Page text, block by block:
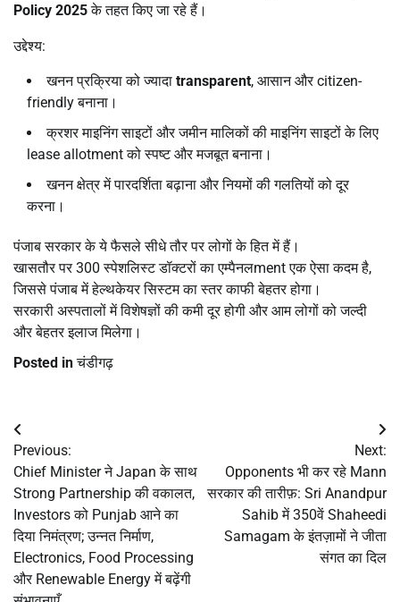
Policy 2025के तहत किए जा रहे हैं।
उद्देश्य:
खनन प्रक्रिया को ज्यादा transparent, आसान और citizen-
friendly बनाना।
क्रशर माइनिंग साइटों और जमीन मालिकों की माइनिंग साइटों के लिए
lease allotment को स्पष्ट और मजबूत बनाना।
खनन क्षेत्र में पारदर्शिता बढ़ाना और नियमों की गलतियों को दूर
करना।
पंजाब सरकार के ये फैसले सीधे तौर पर लोगों के हित में हैं।
खासतौर पर 300 स्पेशलिस्ट डॉक्टरों का एम्पैनलment एक ऐसा कदम है,
जिससे पंजाब में हेल्थकेयर सिस्टम का स्तर काफी बेहतर होगा।
सरकारी अस्पतालों में विशेषज्ञों की कमी दूर होगी और आम लोगों को जल्दी
और बेहतर इलाज मिलेगा।
Posted inचंडीगढ़
Post
navigation
Previous:
Chief Minister ने Japan के साथ
Strong Partnership की वकालत,
Investors को Punjab आने का
दिया निमंत्रण; उन्नत निर्माण,
Electronics, Food Processing
और Renewable Energy में बढ़ेंगी
Next:
Opponents भी कर रहे Mann
सरकार की तारीफ़: Sri Anandpur
Sahib में 350वें Shaheedi
Samagam के इंतज़ामों ने जीता
संगत का दिल